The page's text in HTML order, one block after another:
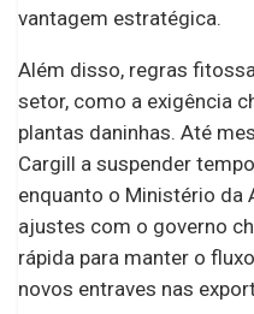
vantagem estratégica.
Além disso, regras
setor, como a exigência
plantas daninhas. Até
Cargill a suspender
enquanto o Ministério da
ajustes com o governo
rápida para manter o
novos entraves nas